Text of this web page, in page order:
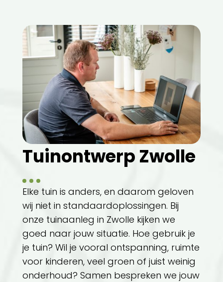
Tuinontwerp Zwolle
Elke tuin is anders, en daarom geloven
wij niet in standaardoplossingen. Bij
onze tuinaanleg in Zwolle kijken we
goed naar jouw situatie. Hoe gebruik je
je tuin? Wil je vooral ontspanning, ruimte
voor kinderen, veel groen of juist weinig
onderhoud? Samen bespreken we jouw